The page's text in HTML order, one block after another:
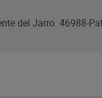
del Jarro. 46988-